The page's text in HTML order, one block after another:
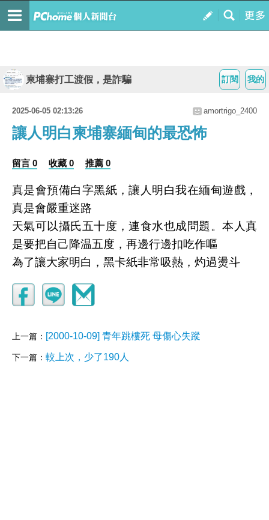
我的
訂閱
柬埔寨打工渡假，是詐騙
2025-06-05 02:13:26 amortrigo_2400
讓人明白柬埔寨緬甸的最恐怖
留言 0 收藏 0 推薦 0
真是會預備白字黑紙，讓人明白我在緬甸遊戲，
真是會嚴重迷路
天氣可以攝氏五十度，連食水也成問題。本人真
是要把自己降温五度，再邊行邊扣吃作嘔
為了讓大家明白，黑卡紙非常吸熱，灼過燙斗
上一篇： [2000-10-09] 青年跳樓死 母傷心失蹤
下一篇： 較上次，少了190人